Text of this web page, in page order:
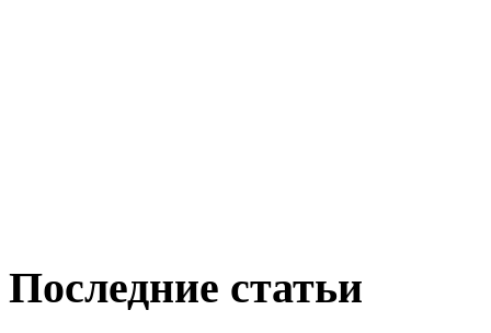
Последние статьи